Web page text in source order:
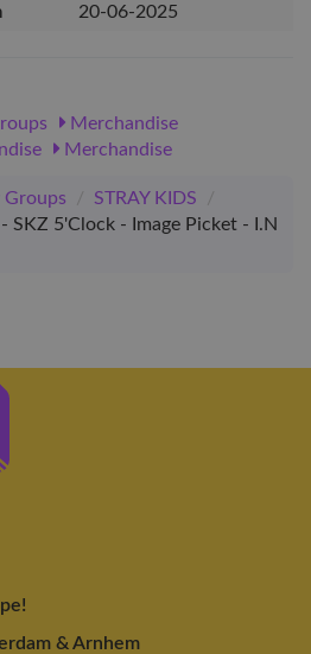
20-06-2025
Merchandise
Merchandise
Groups / STRAY KIDS
/
SKZ 5'Clock - Image Picket - I.N
& Arnhem